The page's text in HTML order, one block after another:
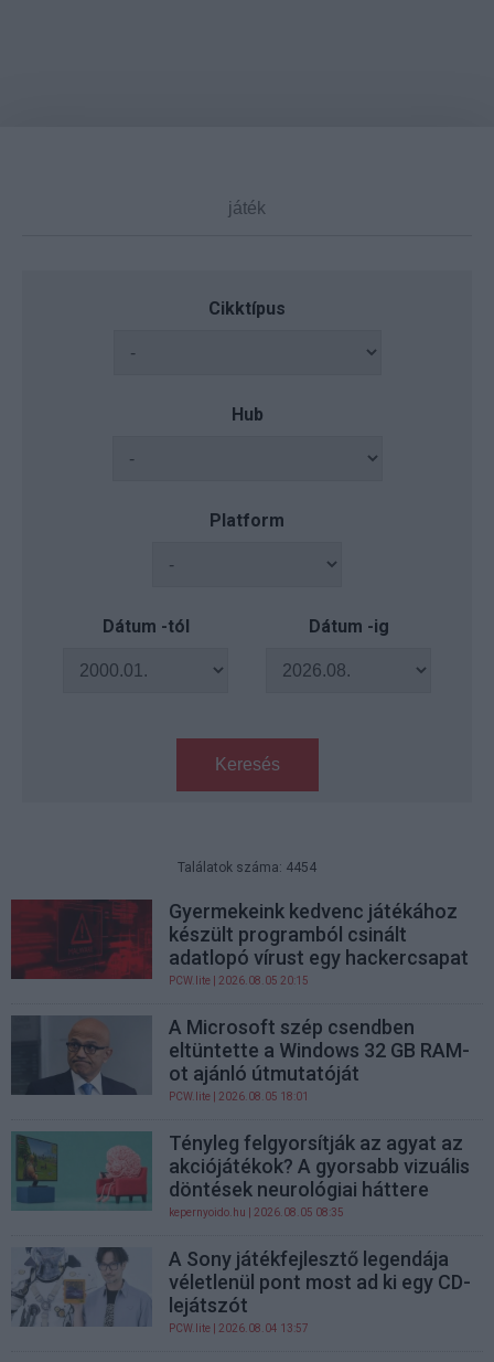
Cikktípus
Hub
Platform
Dátum -tól Dátum -ig
Keresés
Találatok száma: 4454
Gyermekeink kedvenc játékához
készült programból csinált
adatlopó vírust egy hackercsapat
PCW.lite | 2026.08.05 20:15
A Microsoft szép csendben
eltüntette a Windows 32 GB RAM-
ot ajánló útmutatóját
PCW.lite | 2026.08.05 18:01
Tényleg felgyorsítják az agyat az
akciójátékok? A gyorsabb vizuális
döntések neurológiai háttere
kepernyoido.hu | 2026.08.05 08:35
A Sony játékfejlesztő legendája
véletlenül pont most ad ki egy CD-
lejátszót
PCW.lite | 2026.08.04 13:57